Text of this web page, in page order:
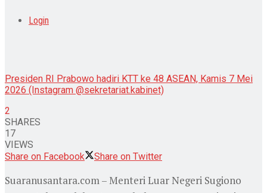
Login
Presiden RI Prabowo hadiri KTT ke 48 ASEAN, Kamis 7 Mei
2026 (Instagram @sekretariat.kabinet)
2
SHARES
17
VIEWS
Share on Facebook
Share on Twitter
Suaranusantara.com – Menteri Luar Negeri Sugiono